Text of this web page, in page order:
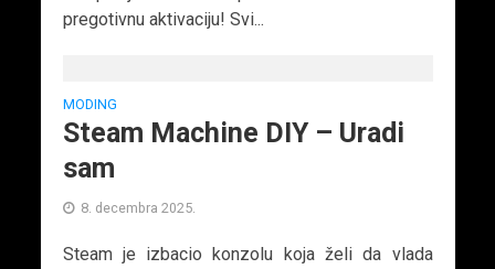
pregotivnu aktivaciju! Svi...
MODING
Steam Machine DIY – Uradi
sam
8. decembra 2025.
Steam je izbacio konzolu koja želi da vlada